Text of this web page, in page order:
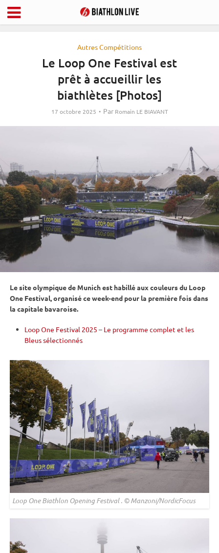
Autres Compétitions
Le Loop One Festival est
prêt à accueillir les
biathlètes [Photos]
17 octobre 2025 Par Romain LE BIAVANT
Le site olympique de Munich est habillé aux couleurs du Loop
One Festival, organisé ce week-end pour la première fois dans
la capitale bavaroise.
Loop One Festival 2025 – Le programme complet et les
Bleus sélectionnés
Loop One Biathlon Opening Festival . © Manzoni/NordicFocus